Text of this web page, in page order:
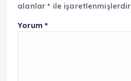
alanlar* ile işaretlenmişlerdir
Yorum *